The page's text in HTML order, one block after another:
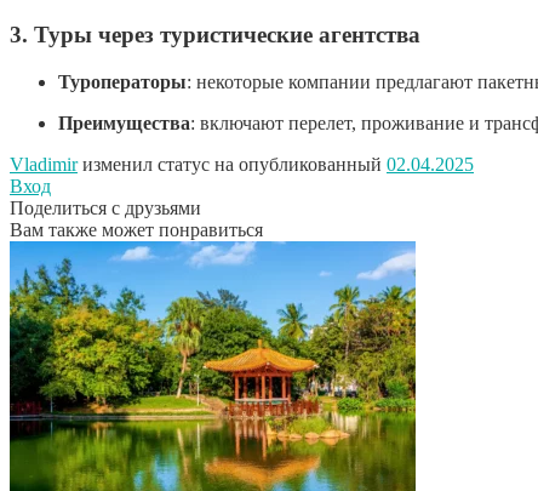
3. Туры через туристические агентства
Туроператоры: некоторые компании предлагают
Преимущества: включают перелет, проживание и
Vladimirизменил статус на опубликованный 02.04.2025
Вход
Поделиться с друзьями
Вам также может понравиться